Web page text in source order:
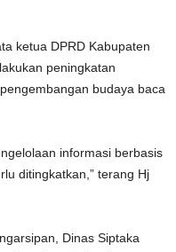
ketua DPRD Kabupaten
peningkatan
budaya baca
informasi berbasis
ditingkatkan,” terang Hj
Dinas Siptaka